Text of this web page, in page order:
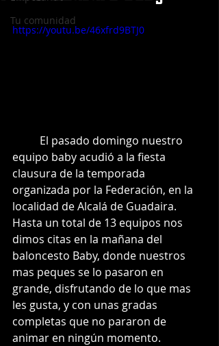
Tu comunidad
https://youtu.be/46xfrd9BTJ0
equipo baby acudió a la fiesta
clausura de la temporada
organizada por la Federación, en la
localidad de Alcalá de Guadaira.
Hasta un total de 13 equipos nos
dimos citas en la mañana del
baloncesto Baby, donde nuestros
mas peques se lo pasaron en
grande, disfrutando de lo que mas
les gusta, y con unas gradas
completas que no pararon de
animar en ningún momento.